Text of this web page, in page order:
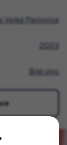
Velké Pavlovice
2003
Bílé víno